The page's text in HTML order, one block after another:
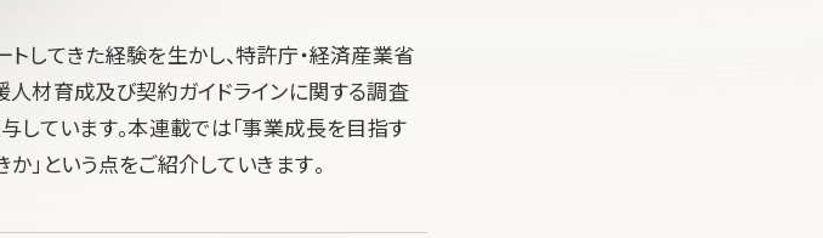
してきた経験を生かし、特許庁・経済産業省
人材育成及び契約ガイドラインに関する調査
しています。本連載では「事業成長を目指す
」という点をご紹介していきます。